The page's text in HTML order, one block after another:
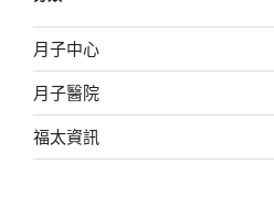
月子中心
月子醫院
福太資訊